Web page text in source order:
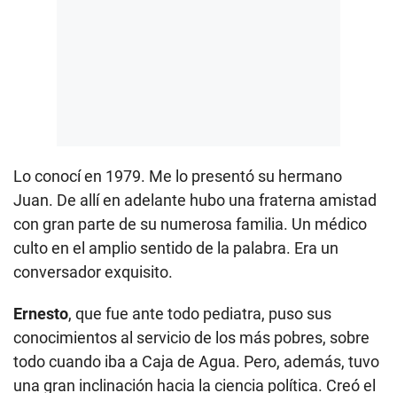
Lo conocí en 1979. Me lo presentó su hermano
Juan. De allí en adelante hubo una fraterna amistad
con gran parte de su numerosa familia. Un médico
culto en el amplio sentido de la palabra. Era un
conversador exquisito.
Ernesto, que fue ante todo pediatra, puso sus
conocimientos al servicio de los más pobres, sobre
todo cuando iba a Caja de Agua. Pero, además, tuvo
una gran inclinación hacia la ciencia política. Creó el